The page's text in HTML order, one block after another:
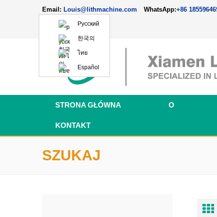
Email: Louis@lithmachine.com WhatsApp:+86
Русский
한국의
ไทย
Español
STRONA GŁÓWNA O
KONTAKT
SZUKAJ